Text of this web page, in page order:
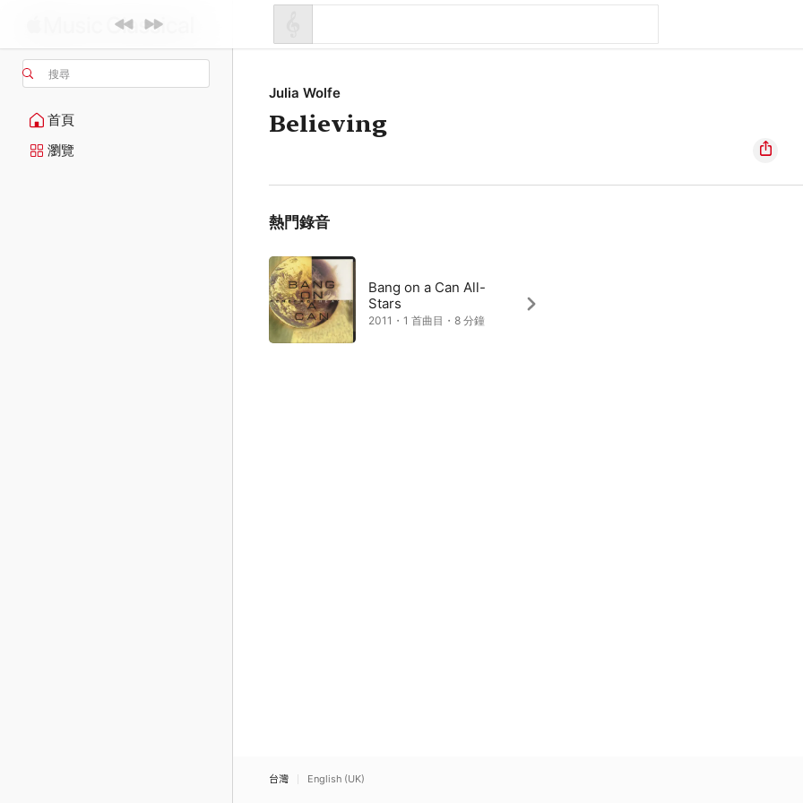
搜尋
首頁
瀏覽
Julia Wolfe
Believing
熱門錄音
Bang on a Can All-
Stars
2011・1 首曲目・8 分鐘
台灣 English (UK)